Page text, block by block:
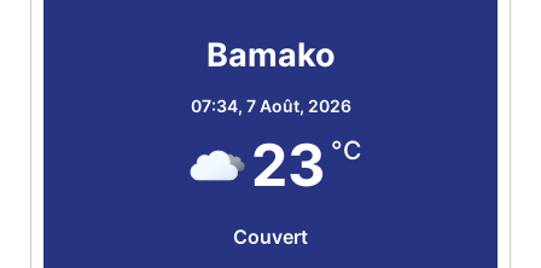
Bamako
07:34, 7 Août, 2026
23 °C
Couvert